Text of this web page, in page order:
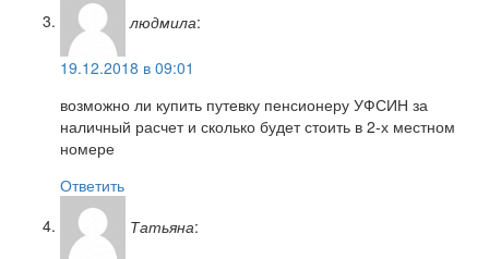
людмила:
19.12.2018 в 09:01
возможно ли купить путевку пенсионеру УФСИН за
наличный расчет и сколько будет стоить в 2-х местном
номере
Ответить
Татьяна: